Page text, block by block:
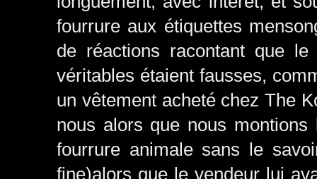
fourrure aux étiquettes
de réactions racontant que
véritables étaient fausses,
un vêtement acheté chez The
nous alors que nous
fourrure animale sans le
fine)alors que le vendeur lui